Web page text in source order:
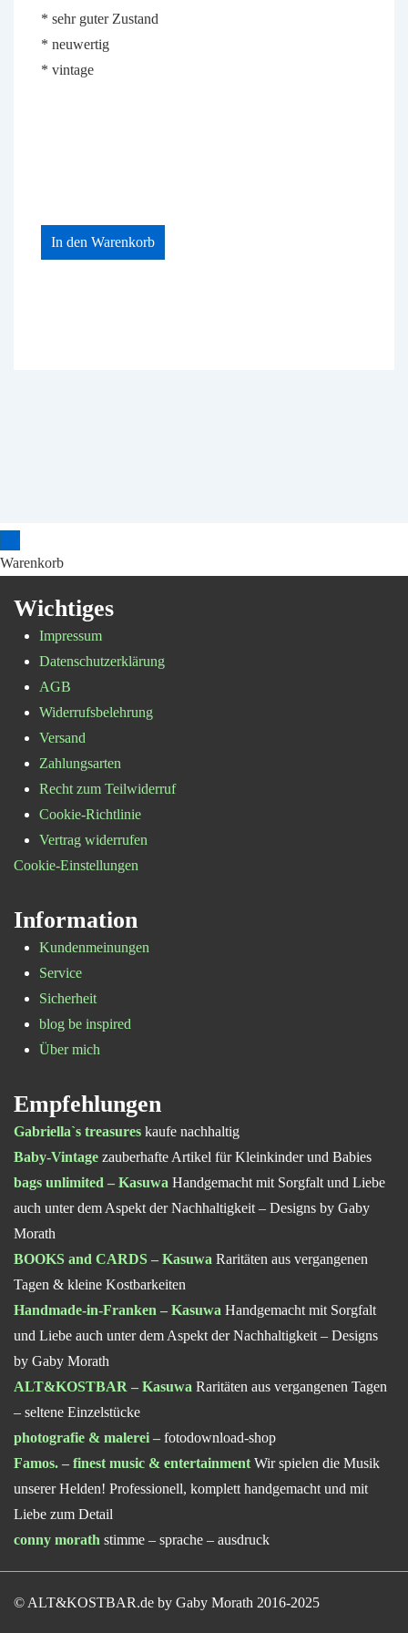
war:
ist:
* sehr guter Zustand
* neuwertig
* vintage
In den Warenkorb
Warenkorb
Wichtiges
Impressum
Datenschutzerklärung
AGB
Widerrufsbelehrung
Versand
Zahlungsarten
Recht zum Teilwiderruf
Cookie-Richtlinie
Vertrag widerrufen
Cookie-Einstellungen
Information
Kundenmeinungen
Service
Sicherheit
blog be inspired
Über mich
Empfehlungen
Gabriella`s treasures kaufe nachhaltig
Baby-Vintage zauberhafte Artikel für Kleinkinder und Babies
bags unlimited – Kasuwa Handgemacht mit Sorgfalt und Liebe
auch unter dem Aspekt der Nachhaltigkeit – Designs by Gaby
Morath
BOOKS and CARDS – Kasuwa Raritäten aus vergangenen
Tagen & kleine Kostbarkeiten
Handmade-in-Franken – Kasuwa Handgemacht mit Sorgfalt
und Liebe auch unter dem Aspekt der Nachhaltigkeit – Designs
by Gaby Morath
ALT&KOSTBAR – Kasuwa Raritäten aus vergangenen Tagen
– seltene Einzelstücke
photografie & malerei – fotodownload-shop
Famos. – finest music & entertainment Wir spielen die Musik
unserer Helden! Professionell, komplett handgemacht und mit
Liebe zum Detail
conny morath stimme – sprache – ausdruck
© ALT&KOSTBAR.de by Gaby Morath 2016-2025